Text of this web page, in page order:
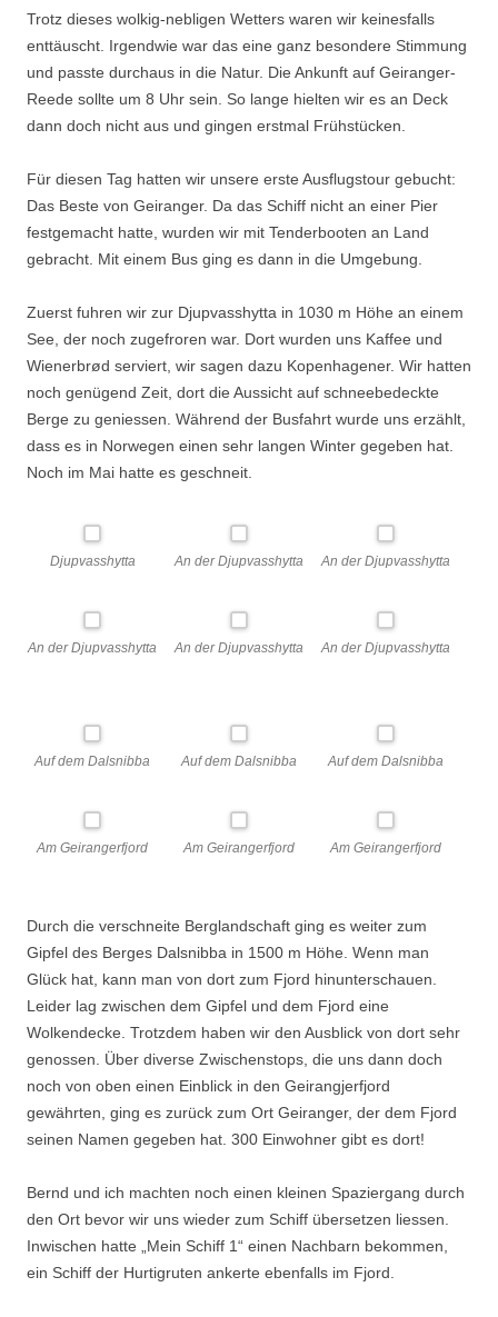
Trotz dieses wolkig-nebligen Wetters waren wir keinesfalls
enttäuscht. Irgendwie war das eine ganz besondere Stimmung
und passte durchaus in die Natur. Die Ankunft auf Geiranger-
Reede sollte um 8 Uhr sein. So lange hielten wir es an Deck
dann doch nicht aus und gingen erstmal Frühstücken.
Für diesen Tag hatten wir unsere erste Ausflugstour gebucht:
Das Beste von Geiranger. Da das Schiff nicht an einer Pier
festgemacht hatte, wurden wir mit Tenderbooten an Land
gebracht. Mit einem Bus ging es dann in die Umgebung.
Zuerst fuhren wir zur Djupvasshytta in 1030 m Höhe an einem
See, der noch zugefroren war. Dort wurden uns Kaffee und
Wienerbrød serviert, wir sagen dazu Kopenhagener. Wir hatten
noch genügend Zeit, dort die Aussicht auf schneebedeckte
Berge zu geniessen. Während der Busfahrt wurde uns erzählt,
dass es in Norwegen einen sehr langen Winter gegeben hat.
Noch im Mai hatte es geschneit.
Djupvasshytta An der Djupvasshytta An der Djupvasshytta
An der Djupvasshytta An der Djupvasshytta An der Djupvasshytta
Auf dem Dalsnibba Auf dem Dalsnibba Auf dem Dalsnibba
Am Geirangerfjord Am Geirangerfjord Am Geirangerfjord
Durch die verschneite Berglandschaft ging es weiter zum
Gipfel des Berges Dalsnibba in 1500 m Höhe. Wenn man
Glück hat, kann man von dort zum Fjord hinunterschauen.
Leider lag zwischen dem Gipfel und dem Fjord eine
Wolkendecke. Trotzdem haben wir den Ausblick von dort sehr
genossen. Über diverse Zwischenstops, die uns dann doch
noch von oben einen Einblick in den Geirangjerfjord
gewährten, ging es zurück zum Ort Geiranger, der dem Fjord
seinen Namen gegeben hat. 300 Einwohner gibt es dort!
Bernd und ich machten noch einen kleinen Spaziergang durch
den Ort bevor wir uns wieder zum Schiff übersetzen liessen.
Inwischen hatte „Mein Schiff 1“ einen Nachbarn bekommen,
ein Schiff der Hurtigruten ankerte ebenfalls im Fjord.